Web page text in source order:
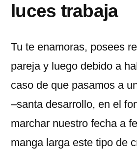
luces trabaja
Tu te enamoras, posees
pareja y luego debido a
caso de que pasamos a
–santa desarrollo, en el
marchar nuestro fecha a
manga larga este tipo de